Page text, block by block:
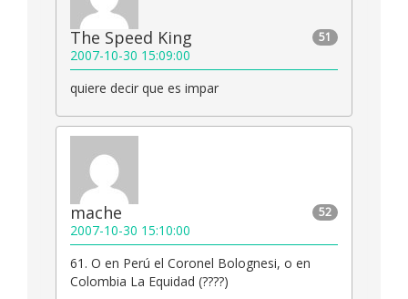
51
The Speed King
2007-10-30 15:09:00
quiere decir que es impar
52
mache
2007-10-30 15:10:00
61. O en Perú el Coronel Bolognesi, o en
Colombia La Equidad (????)